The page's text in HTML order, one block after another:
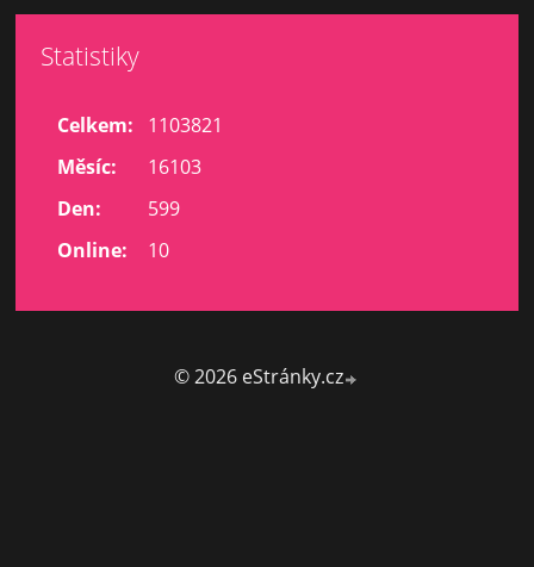
Statistiky
Online: 10
Celkem:
1103821
Měsíc:
16103
Den:
599
© 2026 eStránky.cz